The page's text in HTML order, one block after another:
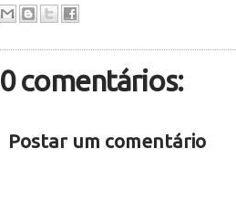
0 comentários:
Postar um comentário